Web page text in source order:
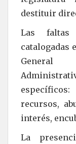
destituir
Las faltas
catalogadas
General
específicos:
recursos,
interés,
La